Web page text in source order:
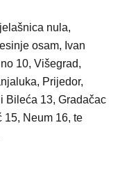
nula,
osam, Ivan
10, Višegrad,
Prijedor,
Bileća 13, Gradačac
15, Neum 16, te